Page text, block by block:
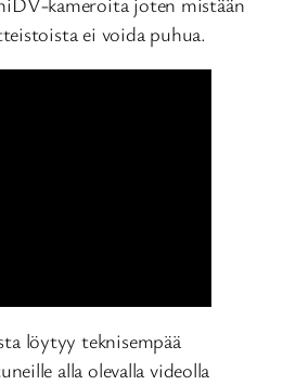
ei voida puhua.
löytyy teknisempää
alla olevalla videolla